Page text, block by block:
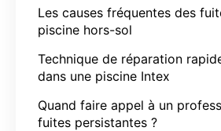
Les causes fréquentes des
piscine hors-sol
Technique de réparation
dans une piscine Intex
Quand faire appel à un
fuites persistantes ?